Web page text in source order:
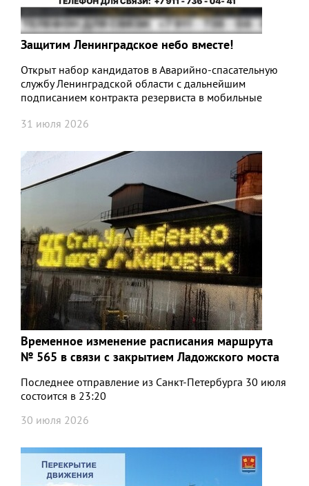
Защитим Ленинградское небо вместе!
Открыт набор кандидатов в Аварийно-спасательную
службу Ленинградской области с дальнейшим
подписанием контракта резервиста в мобильные
31 июля 2026
Временное изменение расписания маршрута
№ 565 в связи с закрытием Ладожского моста
Последнее отправление из Санкт‑Петербурга 30 июля
состоится в 23:20
30 июля 2026